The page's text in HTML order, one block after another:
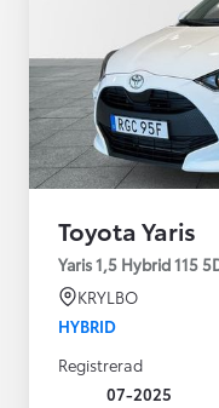
Toyota Yaris
Yaris 1,5 Hybrid 115
KRYLBO
HYBRID
Registrerad
07-2025